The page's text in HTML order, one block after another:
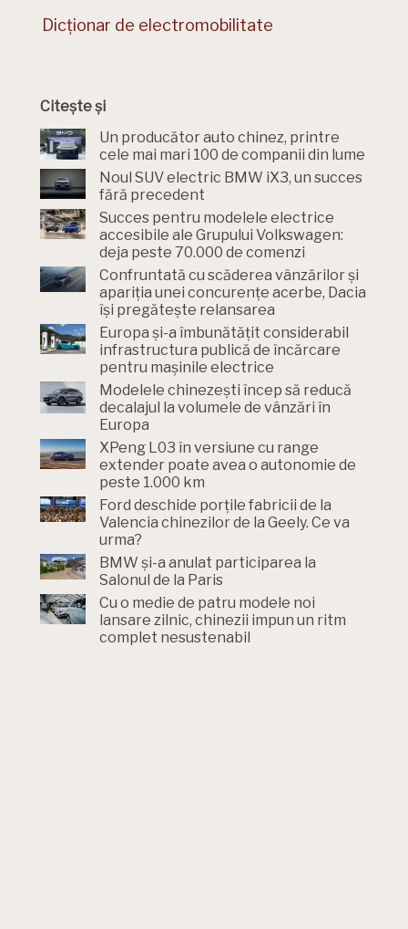
Dicționar de electromobilitate
Citește și
Un producător auto chinez, printre
cele mai mari 100 de companii din lume
Noul SUV electric BMW iX3, un succes
fără precedent
Succes pentru modelele electrice
accesibile ale Grupului Volkswagen:
deja peste 70.000 de comenzi
Confruntată cu scăderea vânzărilor și
apariția unei concurențe acerbe, Dacia
își pregătește relansarea
Europa și-a îmbunătățit considerabil
infrastructura publică de încărcare
pentru mașinile electrice
Modelele chinezești încep să reducă
decalajul la volumele de vânzări în
Europa
XPeng L03 în versiune cu range
extender poate avea o autonomie de
peste 1.000 km
Ford deschide porțile fabricii de la
Valencia chinezilor de la Geely. Ce va
urma?
BMW și-a anulat participarea la
Salonul de la Paris
Cu o medie de patru modele noi
lansare zilnic, chinezii impun un ritm
complet nesustenabil